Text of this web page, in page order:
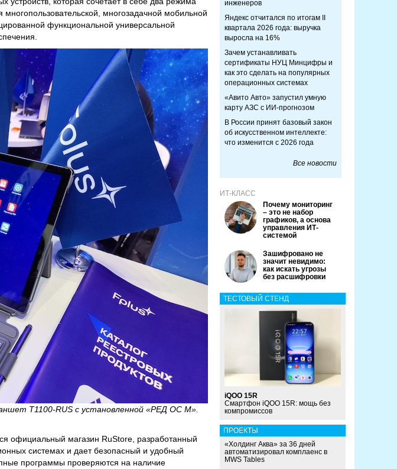
многозадачной мобильной
функциональной универсальной
Т1100-RUS с установленной «РЕД ОС М».
официальный магазин RuStore, разработанный
системах и дает безопасный и удобный
программы проверяются на наличие
инженеров
Яндекс отчитался по итогам II
квартала 2026 года: выручка
выросла на 16%
Зачем устанавливать
сертификаты НУЦ Минцифры и
как это сделать на популярных
операционных системах
«Авито Авто» запустил умную
карту АЗС с ИИ-прогнозом
В России принят базовый закон
об искусственном интеллекте:
что изменится с 2026 года
Все новости
ИТ-КЛАСС
Почему мониторинг
– это не набор
графиков, а основа
управления ИТ-
системой
Зашифровано не
значит невидимо:
как искать угрозы
без расшифровки
ТЕСТОВЫЙ СТЕНД
iQOO 15R
Смартфон iQOO 15R: мощь без
компромиссов
ПРОЕКТЫ
«Холдинг Аква» за 36 дней
автоматизировал комплаенс в
MWS Tables